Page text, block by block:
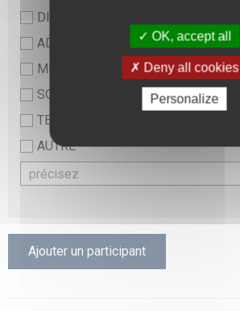
DIRECTION
ADMINISTRATIF
MEDICAL
SOINS ET PARAMEDICAL
TECHNIQUE ET LOGISTIQUE
AUTRE
Ajouter un participant
OK, accept all
Deny all cookies
Personalize